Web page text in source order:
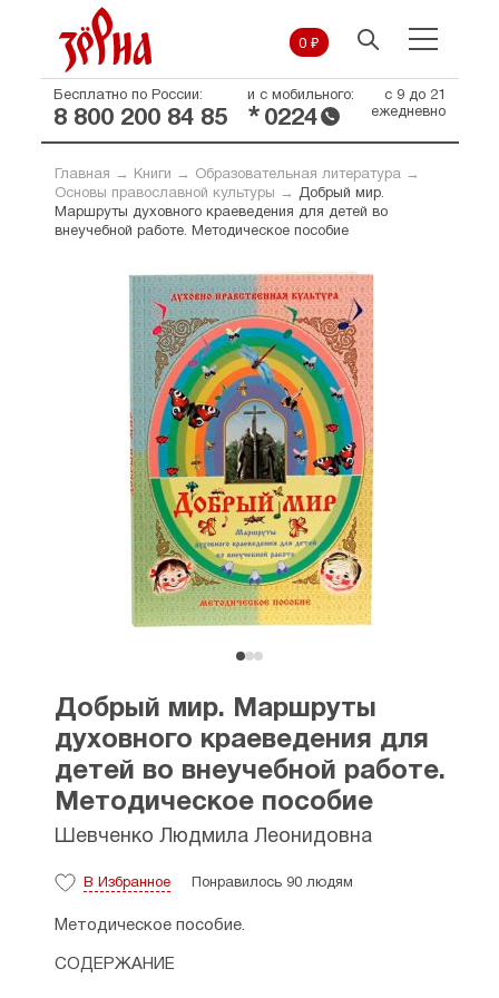
0 ₽
Бесплатно по России:
8 800 200 84 85
и с мобильного:
* 0224
с 9 до 21
ежедневно
Главная → Книги → Образовательная литература→
Основы православной культуры → Добрый мир.
Маршруты духовного краеведения для детей во
внеучебной работе. Методическое пособие
Добрый мир. Маршруты
духовного краеведения для
детей во внеучебной работе.
Методическое пособие
Шевченко Людмила Леонидовна
В Избранное Понравилось 90 людям
Методическое пособие.
СОДЕРЖАНИЕ